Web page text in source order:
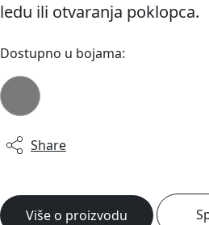
ledu ili otvaranja poklopca.
Dostupno u bojama:
Share
Više o proizvodu